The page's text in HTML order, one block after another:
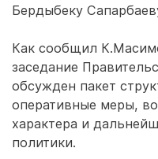
Бердыбеку
Как сообщил
заседание
обсужден пакет
оперативные меры,
характера и
политики.